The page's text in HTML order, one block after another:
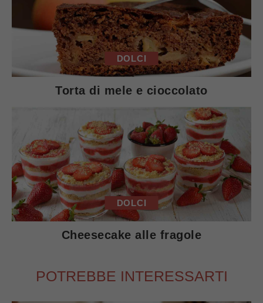
DOLCI
Torta di mele e cioccolato
DOLCI
Cheesecake alle fragole
POTREBBE INTERESSARTI